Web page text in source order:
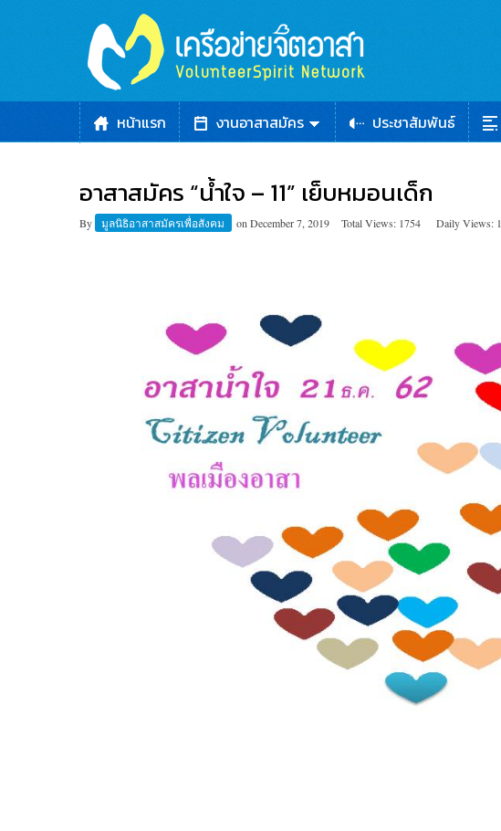
หน้าแรก งานอาสาสมัคร ประชาสัมพันธ์
อาสาสมัคร “น้ำใจ – 11” เย็บหมอนเด็ก
By มูลนิธิอาสาสมัครเพื่อสังคม on December 7, 2019 Total Views: 1754 Daily Views: 1